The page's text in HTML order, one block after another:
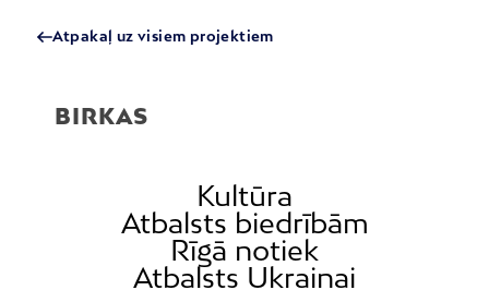
Atpakaļ uz visiem projektiem
BIRKAS
Kultūra
Atbalsts biedrībām
Rīgā notiek
Atbalsts Ukrainai